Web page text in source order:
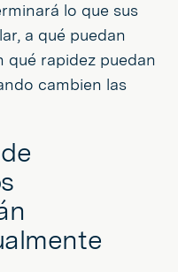
lo que sus
a qué puedan
qué rapidez puedan
cambien las